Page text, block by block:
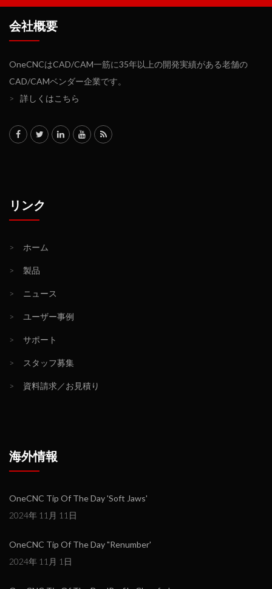
会社概要
OneCNCはCAD/CAM一筋に35年以上の開発実績がある老舗の
CAD/CAMベンダー企業です。
>
詳しくはこちら
リンク
> ホーム
> 製品
> ニュース
> ユーザー事例
> サポート
> スタッフ募集
> 資料請求／お見積り
海外情報
OneCNC Tip Of The Day 'Soft Jaws'
2024年 11月 11日
OneCNC Tip Of The Day "Renumber'
2024年 11月 1日